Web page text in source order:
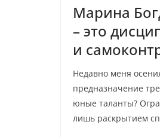
Марина
– это
и
Недавно меня
предназначение
юные таланты?
лишь раскрытием